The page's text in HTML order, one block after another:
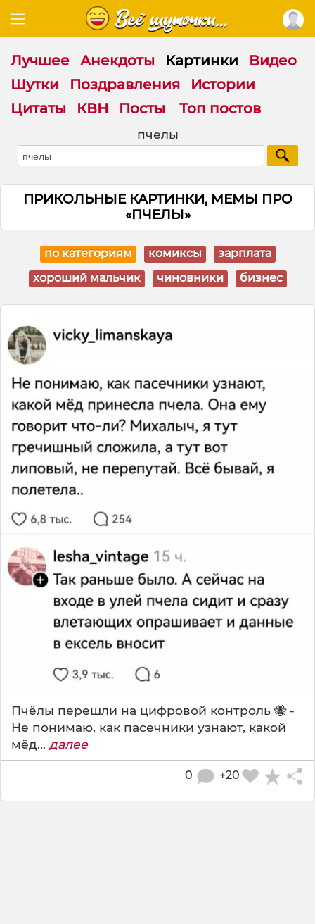
Лучшее Анекдоты Картинки
Видео
Шутки
Поздравления
Истории
Цитаты
КВН Посты Топ постов
пчелы
ПРИКОЛЬНЫЕ КАРТИНКИ, МЕМЫ ПРО
«ПЧЕЛЫ»
по категориям комиксы
зарплата
хороший мальчик
чиновники бизнес
Пчёлы перешли на цифровой контроль 🐝 -
Не понимаю, как пасечники узнают, какой
мёд... далее
+20
0